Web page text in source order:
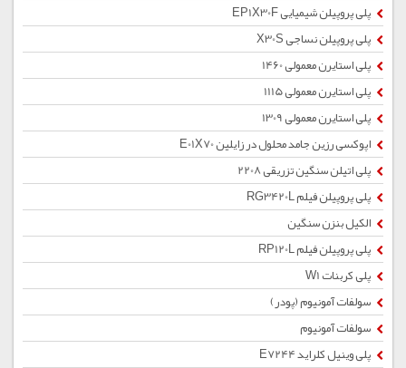
پلی پروپیلن شیمیایی EP1X30F
پلی پروپیلن نساجی X30S
پلی استایرن معمولی 1460
پلی استایرن معمولی 1115
پلی استایرن معمولی 1309
اپوکسی رزین جامد محلول در زایلین E01X70
پلی اتیلن سنگین تزریقی 2208
پلی پروپیلن فیلم RG3420L
الکیل بنزن سنگین
پلی پروپیلن فیلم RP120L
پلی کربنات W1
سولفات آمونیوم (پودر)
سولفات آمونیوم
پلی وینیل کلراید E7244